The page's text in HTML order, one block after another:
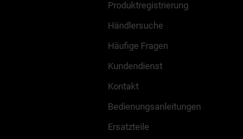
Produktregistrierung
Händlersuche
Häufige Fragen
Kundendienst
Kontakt
Bedienungsanleitungen
Ersatzteile